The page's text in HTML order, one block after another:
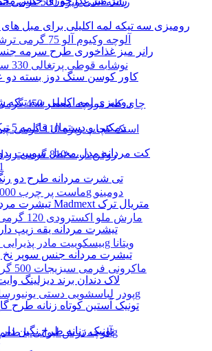
آلوچه وکیوم آلو 75 گرمی ترشین
چای کله مورچه معطر 450 گرمی بلوط
اسنک کچاپ ویژه 110 گرمی چی توز
روغن ذرت 810
ماست پر چرب 2000g دومینو
مارش ملو اکسترودی 120 گرمی شیبا
بیسکوییت مادر پذیرایی 350g ویتانا
ماکرونی فرمی سبزیجات 500 گرمی زر
رومیزی سه تیکه لمه اکلیلی برای مبل
رانر میز غذاخوری طرح سرمه
کاور کوسن سنگ دوز بسته دو
رومیزی لمه اکلیلی سه تیکه
دمکنی و دستمال قابلمه 5 تیکه
کت مردانه مدل مخمل سوییت
تی شرت مردانه طرح دو
تیشرت مردانه برند Madmext متریال ترک
تیشرت مردانه یقه زیپ دار
تیشرت مردانه جنس سوپر نخ
لاک دندان برند دیزلینگ
تونیک آستین کوتاه زنانه طرح
تونیک زنانه طرح نگین دار